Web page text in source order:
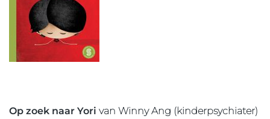
Op zoek naar Yori van Winny Ang (kinderpsychiater)